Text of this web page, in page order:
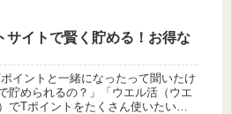
サイトで賢く貯める！お得な
イントと一緒になったって聞いたけ
貯められるの？」「ウエル活（ウエ
でTポイントをたくさん使いたいけ